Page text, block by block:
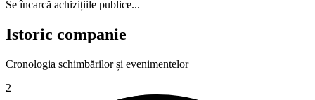
Se încarcă achizițiile publice...
Istoric companie
Cronologia schimbărilor și evenimentelor
2